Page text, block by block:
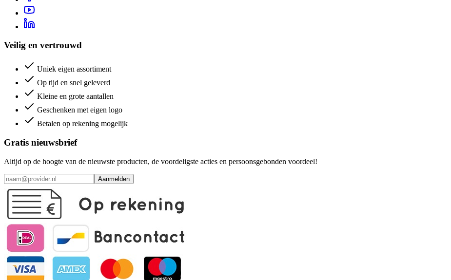
Veilig en vertrouwd
Uniek eigen assortiment
Op tijd en snel geleverd
Kleine en grote aantallen
Geschenken met eigen logo
Betalen op rekening mogelijk
Gratis nieuwsbrief
Altijd op de hoogte van de nieuwste producten, de voordeligste acties en persoonsgebonden voordeel!
Aanmelden